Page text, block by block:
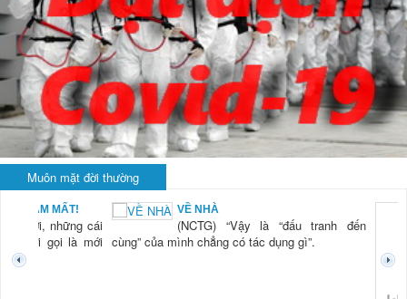
Muôn mặt đời thường
NAM MẤT!
“Xời, những cái
mới gọi là mới
VỀ NHÀ
(NCTG) “Vậy là “đấu tranh đến
cùng” của mình chẳng có tác dụng gì”.